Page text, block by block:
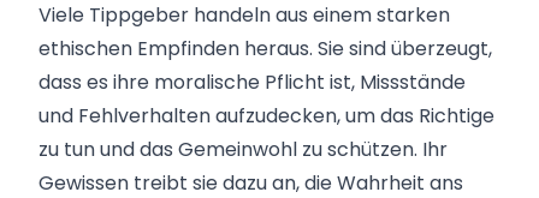
Viele Tippgeber handeln aus einem starken
ethischen Empfinden heraus. Sie sind überzeugt,
dass es ihre moralische Pflicht ist, Missstände
und Fehlverhalten aufzudecken, um das Richtige
zu tun und das Gemeinwohl zu schützen. Ihr
Gewissen treibt sie dazu an, die Wahrheit ans